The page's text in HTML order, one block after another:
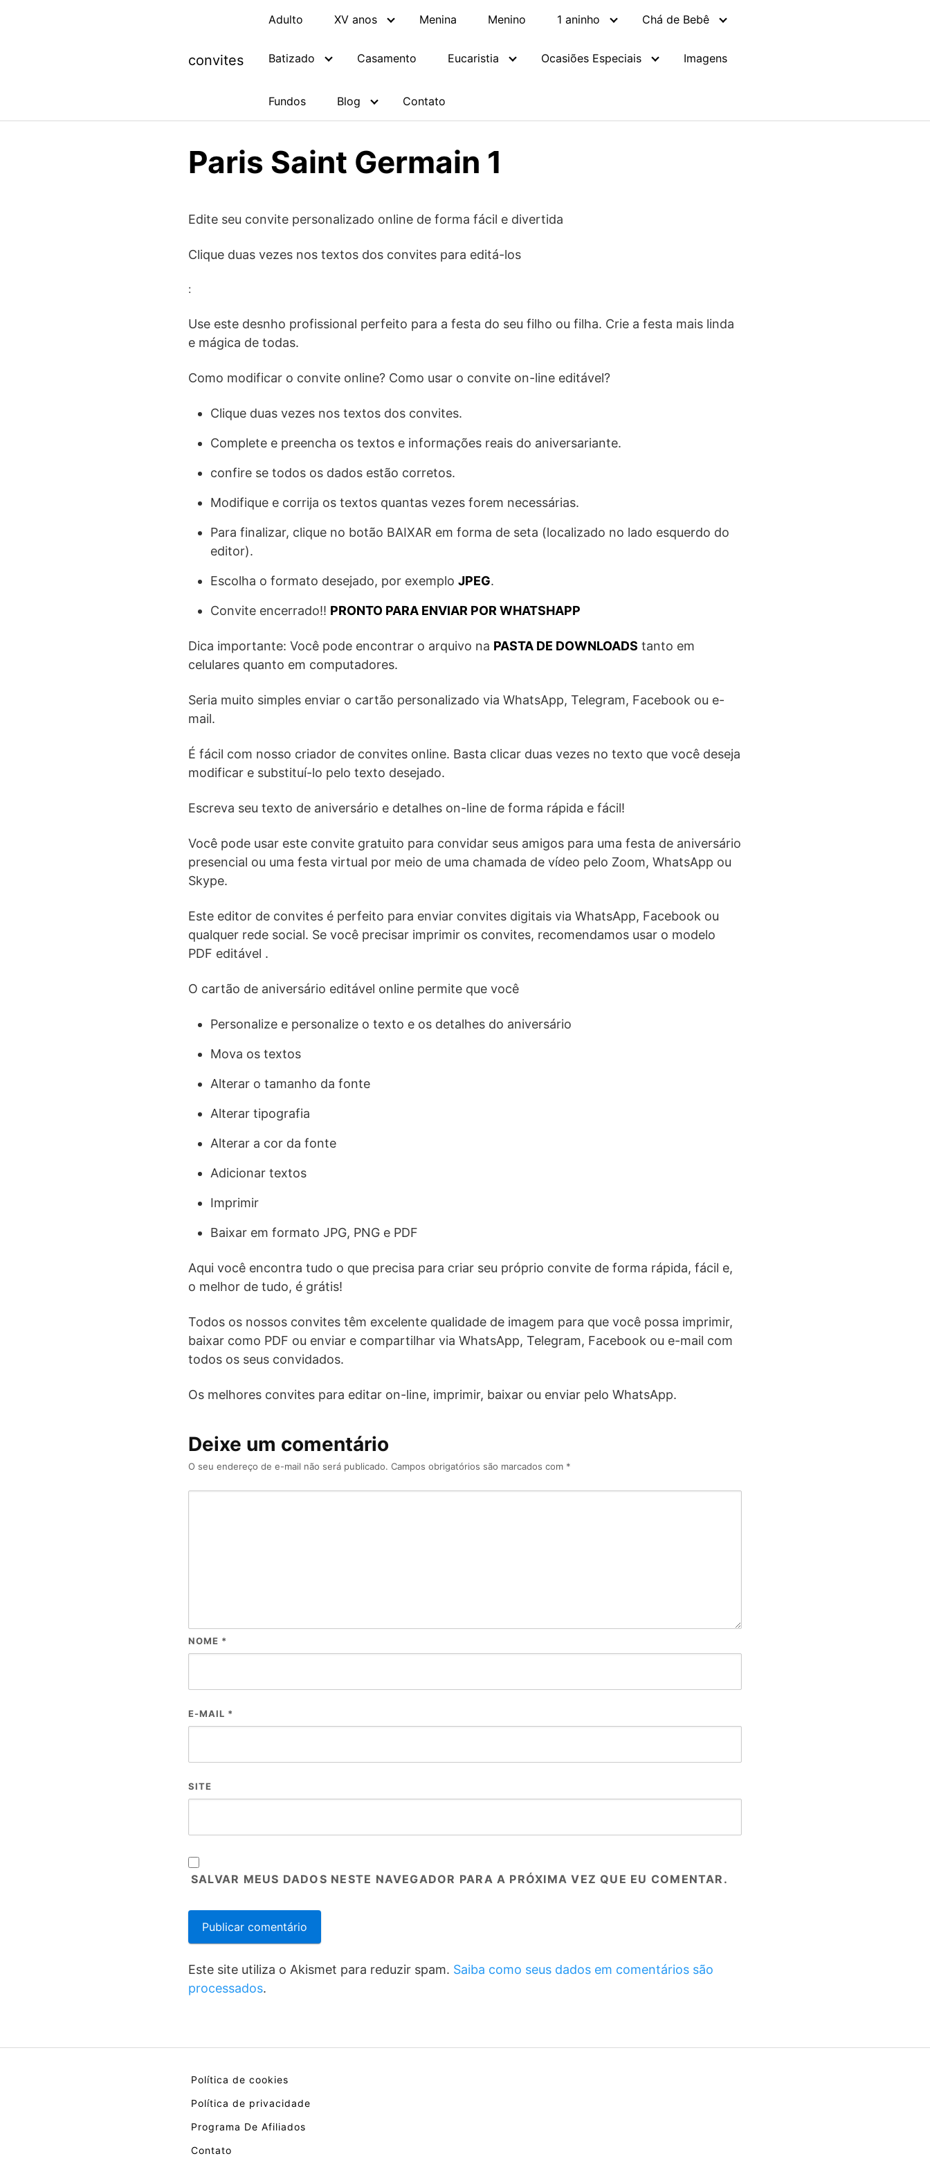
convites
Adulto XV anos Menina Menino 1 aninho Chá de Bebê
Batizado Casamento Eucaristia Ocasiões Especiais Imagens
Fundos Blog Contato
Paris Saint Germain 1
Edite seu convite personalizado online de forma fácil e divertida
Clique duas vezes nos textos dos convites para editá-los
:
Use este desnho profissional perfeito para a festa do seu filho ou filha. Crie a festa mais linda
e mágica de todas.
Como modificar o convite online? Como usar o convite on-line editável?
Clique duas vezes nos textos dos convites.
Complete e preencha os textos e informações reais do aniversariante.
confire se todos os dados estão corretos.
Modifique e corrija os textos quantas vezes forem necessárias.
Para finalizar, clique no botão BAIXAR em forma de seta (localizado no lado esquerdo do
editor).
Escolha o formato desejado, por exemplo JPEG.
Convite encerrado!! PRONTO PARA ENVIAR POR WHATSHAPP
Dica importante: Você pode encontrar o arquivo na PASTA DE DOWNLOADS tanto em
celulares quanto em computadores.
Seria muito simples enviar o cartão personalizado via WhatsApp, Telegram, Facebook ou e-
mail.
É fácil com nosso criador de convites online. Basta clicar duas vezes no texto que você deseja
modificar e substituí-lo pelo texto desejado.
Escreva seu texto de aniversário e detalhes on-line de forma rápida e fácil!
Você pode usar este convite gratuito para convidar seus amigos para uma festa de aniversário
presencial ou uma festa virtual por meio de uma chamada de vídeo pelo Zoom, WhatsApp ou
Skype.
Este editor de convites é perfeito para enviar convites digitais via WhatsApp, Facebook ou
qualquer rede social. Se você precisar imprimir os convites, recomendamos usar o modelo
PDF editável .
O cartão de aniversário editável online permite que você
Personalize e personalize o texto e os detalhes do aniversário
Mova os textos
Alterar o tamanho da fonte
Alterar tipografia
Alterar a cor da fonte
Adicionar textos
Imprimir
Baixar em formato JPG, PNG e PDF
Aqui você encontra tudo o que precisa para criar seu próprio convite de forma rápida, fácil e,
o melhor de tudo, é grátis!
Todos os nossos convites têm excelente qualidade de imagem para que você possa imprimir,
baixar como PDF ou enviar e compartilhar via WhatsApp, Telegram, Facebook ou e-mail com
todos os seus convidados.
Os melhores convites para editar on-line, imprimir, baixar ou enviar pelo WhatsApp.
Deixe um comentário
O seu endereço de e-mail não será publicado. Campos obrigatórios são marcados com *
NOME *
E-MAIL *
SITE
SALVAR MEUS DADOS NESTE NAVEGADOR PARA A PRÓXIMA VEZ QUE EU COMENTAR.
Este site utiliza o Akismet para reduzir spam. Saiba como seus dados em comentários são
processados.
Política de cookies
Política de privacidade
Programa De Afiliados
Contato